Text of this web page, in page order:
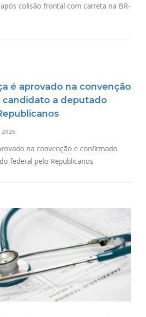
colisão frontal com carreta na BR-
é aprovado na convenção
a deputado
na convenção e confirmado
federal pelo Republicanos